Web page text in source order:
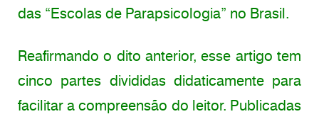
das “Escolas de Parapsicologia” no Brasil.
Reafirmando o dito anterior, esse artigo tem
cinco partes divididas didaticamente para
facilitar a compreensão do leitor. Publicadas